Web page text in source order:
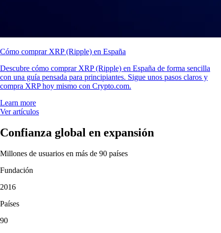
Cómo comprar XRP (Ripple) en España
Descubre cómo comprar XRP (Ripple) en España de forma sencilla
con una guía pensada para principiantes. Sigue unos pasos claros y
compra XRP hoy mismo con Crypto.com.
Learn more
Ver artículos
Confianza global en expansión
Millones de usuarios en más de 90 países
Fundación
2016
Países
90